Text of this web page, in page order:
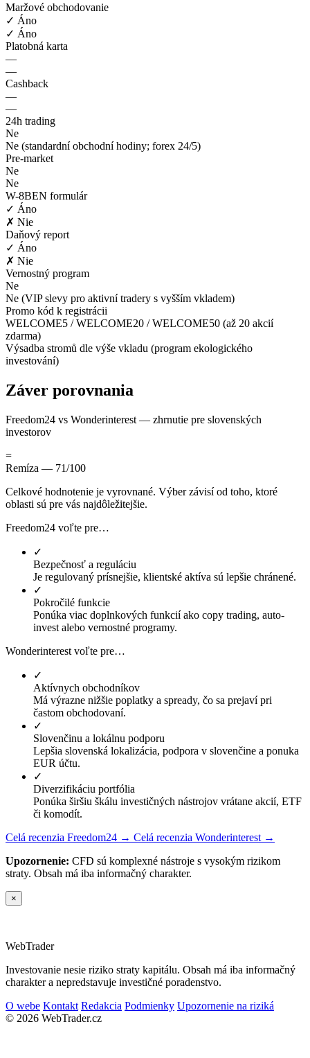
Maržové obchodovanie
✓ Áno
✓ Áno
Platobná karta
—
—
Cashback
—
—
24h trading
Ne
Ne (standardní obchodní hodiny; forex 24/5)
Pre-market
Ne
Ne
W-8BEN formulár
✓ Áno
✗ Nie
Daňový report
✓ Áno
✗ Nie
Vernostný program
Ne
Ne (VIP slevy pro aktivní tradery s vyšším vkladem)
Promo kód k registrácii
WELCOME5 / WELCOME20 / WELCOME50 (až 20 akcií
zdarma)
Výsadba stromů dle výše vkladu (program ekologického
investování)
Záver porovnania
Freedom24 vs Wonderinterest — zhrnutie pre slovenských
investorov
=
Remíza — 71/100
Celkové hodnotenie je vyrovnané. Výber závisí od toho, ktoré
oblasti sú pre vás najdôležitejšie.
Freedom24 voľte pre…
✓
Bezpečnosť a reguláciu
Je regulovaný prísnejšie, klientské aktíva sú lepšie chránené.
✓
Pokročilé funkcie
Ponúka viac doplnkových funkcií ako copy trading, auto-
invest alebo vernostné programy.
Wonderinterest voľte pre…
✓
Aktívnych obchodníkov
Má výrazne nižšie poplatky a spready, čo sa prejaví pri
častom obchodovaní.
✓
Slovenčinu a lokálnu podporu
Lepšia slovenská lokalizácia, podpora v slovenčine a ponuka
EUR účtu.
✓
Diverzifikáciu portfólia
Ponúka širšiu škálu investičných nástrojov vrátane akcií, ETF
či komodít.
Celá recenzia Freedom24 → Celá recenzia Wonderinterest →
Upozornenie: CFD sú komplexné nástroje s vysokým rizikom
straty. Obsah má iba informačný charakter.
×
WebTrader
Investovanie nesie riziko straty kapitálu. Obsah má iba informačný
charakter a nepredstavuje investičné poradenstvo.
O webe Kontakt Redakcia Podmienky Upozornenie na riziká
© 2026 WebTrader.cz